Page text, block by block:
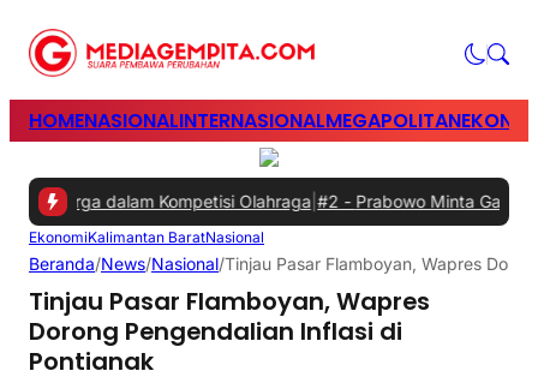
HOMENASIONALINTERNASIONALMEGAPOLITAN
dalam Kompetisi Olahraga|#2 -Prabowo Minta Gangguan
EkonomiKalimantan BaratNasional
Beranda/News/Nasional/Tinjau Pasar Flamboyan, Wapres
Tinjau Pasar Flamboyan, Wapres
Dorong Pengendalian Inflasi di
Pontianak